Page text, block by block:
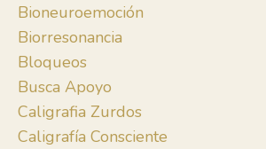
Bioneuroemoción
Biorresonancia
Bloqueos
Busca Apoyo
Caligrafia Zurdos
Caligrafía Consciente